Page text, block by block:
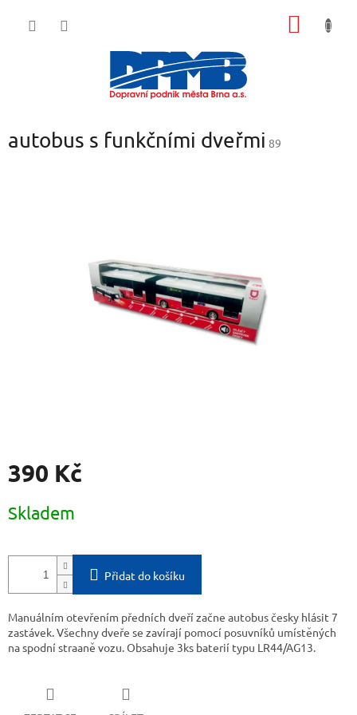
autobus s funkčními dveřmi 89
390 Kč
cena:
Skladem
Přidat do košíku
Manuálním otevřením předních dveří začne autobus česky hlásit 7
zastávek. Všechny dveře se zavírají pomocí posuvníků umístěných
na spodní straaně vozu. Obsahuje 3ks baterií typu LR44/AG13.